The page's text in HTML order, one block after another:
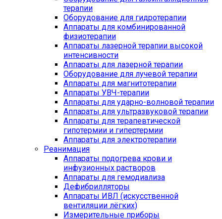
терапии
Оборудование для гидротерапии
Аппараты для комбинированной
физиотерапии
Аппараты лазерной терапии высокой
интенсивности
Аппараты для лазерной терапии
Оборудование для лучевой терапии
Аппараты для магнитотерапии
Аппараты УВЧ-терапии
Аппараты для ударно-волновой терапии
Аппараты для ультразвуковой терапии
Аппараты для терапевтической
гипотермии и гипертермии
Аппараты для электротерапии
Реанимация
Аппараты подогрева крови и
инфузионных растворов
Аппараты для гемодиализа
Дефибрилляторы
Аппараты ИВЛ (искусственной
вентиляции лёгких)
Измерительные приборы